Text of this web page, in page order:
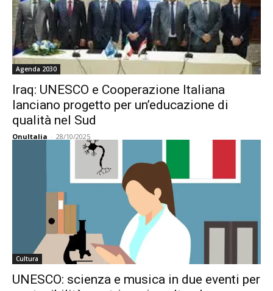
Agenda 2030
Iraq: UNESCO e Cooperazione Italiana
lanciano progetto per un’educazione di
qualità nel Sud
OnuItalia - 28/10/2025
Cultura
UNESCO: scienza e musica in due eventi per